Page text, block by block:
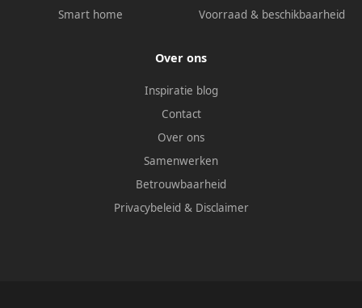
Smart home
Voorraad & beschikbaarheid
Over ons
Inspiratie blog
Contact
Over ons
Samenwerken
Betrouwbaarheid
Privacybeleid & Disclaimer